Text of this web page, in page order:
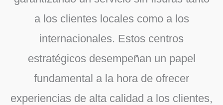
a los clientes locales como a los
internacionales. Estos centros
estratégicos desempeñan un papel
fundamental a la hora de ofrecer
experiencias de alta calidad a los clientes,